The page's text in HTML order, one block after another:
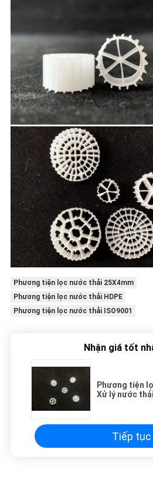
Phương tiện lọc nước thải 25X4mm
Phương tiện lọc nước thải HDPE
Phương tiện lọc nước thải ISO9001
Nhận giá tốt
Phương tiện
Xử lý nước
Tiếp tục